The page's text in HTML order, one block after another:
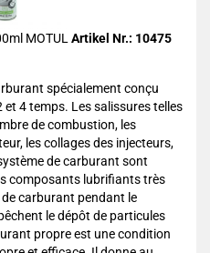
MOTUL Artikel Nr.: 10475
spécialement conçu
4 temps. Les salissures telles
de combustion, les
les collages des injecteurs,
de carburant sont
composants lubrifiants très
carburant pendant le
le dépôt de particules
propre est une condition